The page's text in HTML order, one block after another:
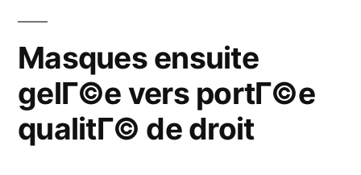
Masques ensuite
gelГ©e vers portГ©e
qualitГ© de droit